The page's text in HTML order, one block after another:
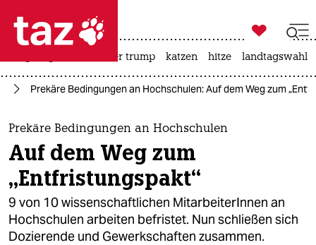
 taz zahl ich
taz zahl ich
themen
politik
öko
gesellschaft

taz zahl ich
usa unter trump katzen hitze landtagswahl
Prekäre Bedingungen an Hochschulen: Auf dem Weg zum
Prekäre Bedingungen an Hochschulen
Auf dem Weg zum
„Entfristungspakt“
9 von 10 wissenschaftlichen MitarbeiterInnen an
Hochschulen arbeiten befristet. Nun schließen sich
Dozierende und Gewerkschaften zusammen.